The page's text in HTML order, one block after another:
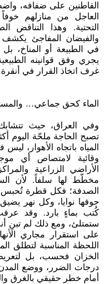
القاطنين على ضفافه،
العاجل من منازلهم
التحتية. وهذا التناقض
والفيضان المفاجئ
في الطبيعة أو المناخ،
يجري وفق قوانينه
غرف اتخاذ القرار في
الماء كحق جماعي…
وفي العراق، حيث تتشابك
تصبح الحاجة ملحّة اليوم
المياه باتجاه الأهوار،
وقائية لامتصاص أي
الأراضي الزراعية
مخطّط لها سلفاً. لأن
الصدفة؛ فكل قطرة
جوفها نوايا، وكل نهر
كُتب بماءٍ بارد. وقد
ستمتلئ، ومع ذلك لم تبنِ
على استقرار مجاري
اللحظة المناسبة لتطلق
الخزان فحسب، بل
درجات الضرر، ووضع
أمام خطر حقيقي بالغرق